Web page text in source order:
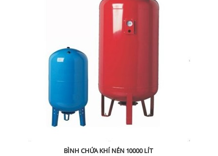
BÌNH CHỨA KHÍ NÉN 10000 LÍT